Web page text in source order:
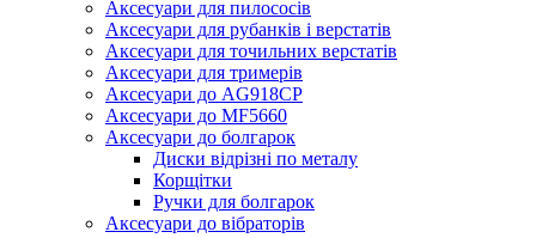
Аксесуари для пилососів
Аксесуари для рубанків і верстатів
Аксесуари для точильних верстатів
Аксесуари для тримерів
Аксесуари до AG918CP
Аксесуари до MF5660
Аксесуари до болгарок
Диски відрізні по металу
Корщітки
Ручки для болгарок
Аксесуари до вібраторів